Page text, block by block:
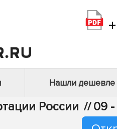
+
Нашли дешевле
России // 09